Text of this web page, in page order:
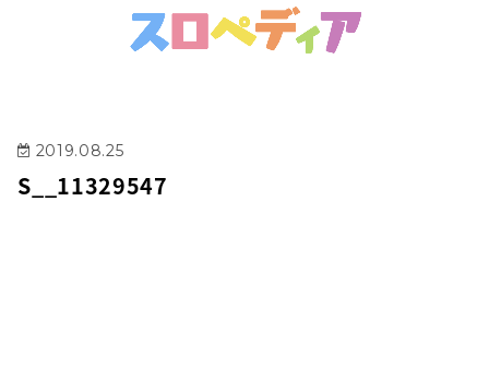
2019.08.25
S__11329547